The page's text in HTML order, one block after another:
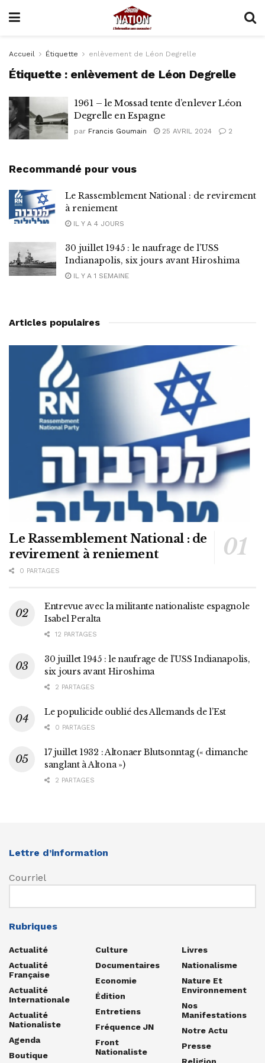
Accueil Étiquette enlèvement de Léon Degrelle
Étiquette : enlèvement de Léon Degrelle
1961 – le Mossad tente d’enlever Léon
Degrelle en Espagne
par Francis Goumain 25 AVRIL 2024 2
Recommandé pour vous
Le Rassemblement National : de revirement
à reniement
IL Y A 4 JOURS
30 juillet 1945 : le naufrage de l’USS
Indianapolis, six jours avant Hiroshima
IL Y A 1 SEMAINE
Articles populaires
Le Rassemblement National : de
revirement à reniement
0 PARTAGES
Entrevue avec la militante nationaliste espagnole
Isabel Peralta
12 PARTAGES
30 juillet 1945 : le naufrage de l’USS Indianapolis,
six jours avant Hiroshima
2 PARTAGES
Le populicide oublié des Allemands de l’Est
0 PARTAGES
17 juillet 1932 : Altonaer Blutsonntag (« dimanche
sanglant à Altona »)
2 PARTAGES
Lettre d’information
Courriel
Rubriques
Actualité
Actualité
Française
Actualité
Internationale
Actualité
Nationaliste
Agenda
Boutique
Culture
Documentaires
Economie
Édition
Entretiens
Fréquence JN
Front
Nationaliste
Livres
Nationalisme
Nature Et
Environnement
Nos
Manifestations
Notre Actu
Presse